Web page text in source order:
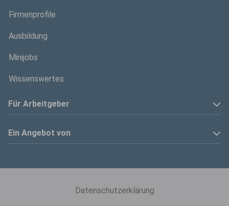
Firmenprofile
Ausbildung
Minijobs
Wissenswertes
Für Arbeitgeber
Anzeige schalten
Ein Angebot von
Datenschutzerklärung